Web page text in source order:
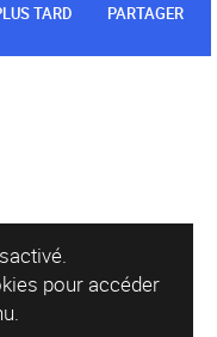
TARD PARTAGER
pour accéder